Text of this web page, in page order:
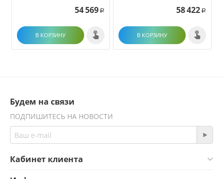
54 569 Р
В КОРЗИНУ
58 422 Р
В КОРЗИНУ
Будем на связи
ПОДПИШИТЕСЬ НА НОВОСТИ
Кабинет клиента